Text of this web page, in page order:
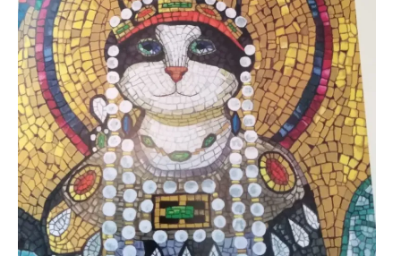
own acrostics and describing
famous movies by using the
very letters of their titles!
RASFOIESTE
PAGINI
Ce fac?